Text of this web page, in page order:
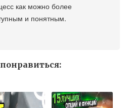
как можно более
и понятным.